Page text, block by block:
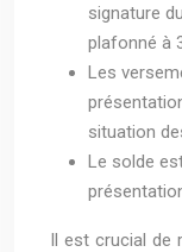
signature
plafonné à
Les
situation
Le solde
Il est crucial de